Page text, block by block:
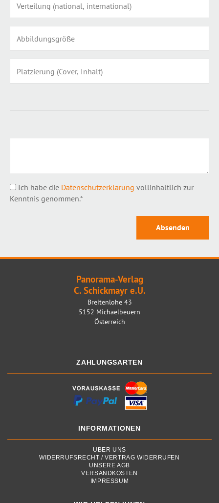
Ich habe die Datenschutzerklärung vollinhaltlich zur
Kenntnis genommen.*
Panorama-Verlag
C. Schickmayr e.U.
Breitenlohe 43
5152 Michaelbeuern
Österreich
ZAHLUNGSARTEN
INFORMATIONEN
ÜBER UNS
WIDERRUFSRECHT / VERTRAG WIDERRUFEN
UNSERE AGB
VERSANDKOSTEN
IMPRESSUM